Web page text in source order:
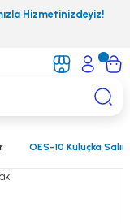
Hizmetinizdeyiz!
OES-10 Kuluçka